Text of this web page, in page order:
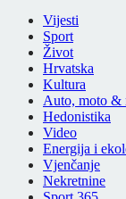
Vijesti
Sport
Život
Hrvatska
Kultura
Auto, moto &
Hedonistika
Video
Energija i
Vjenčanje
Nekretnine